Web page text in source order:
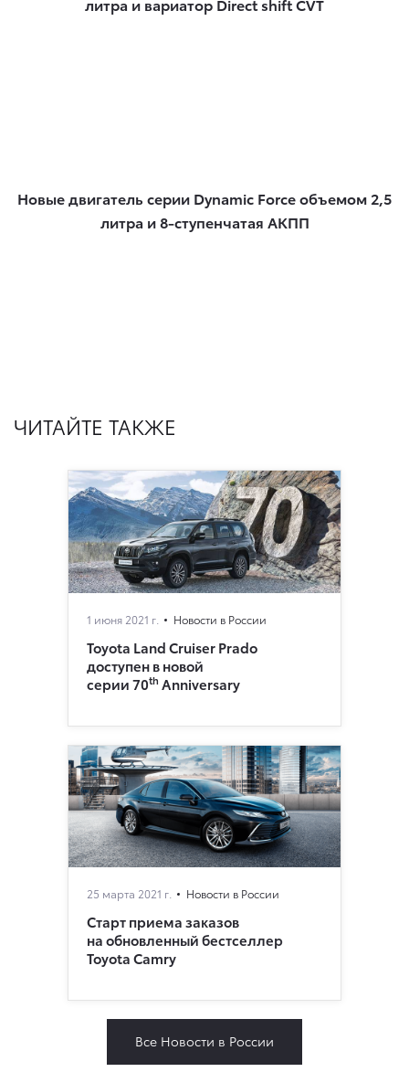
литра и вариатор Direct shift CVT
Новые двигатель серии Dynamic Force объемом 2,5
литра и 8-ступенчатая АКПП
ЧИТАЙТЕ ТАКЖЕ
1 июня 2021 г. Новости в России
Toyota Land Cruiser Prado
доступен в новой
серии 70th Anniversary
25 марта 2021 г. Новости в России
Старт приема заказов
на обновленный бестселлер
Toyota Camry
Все Новости в России